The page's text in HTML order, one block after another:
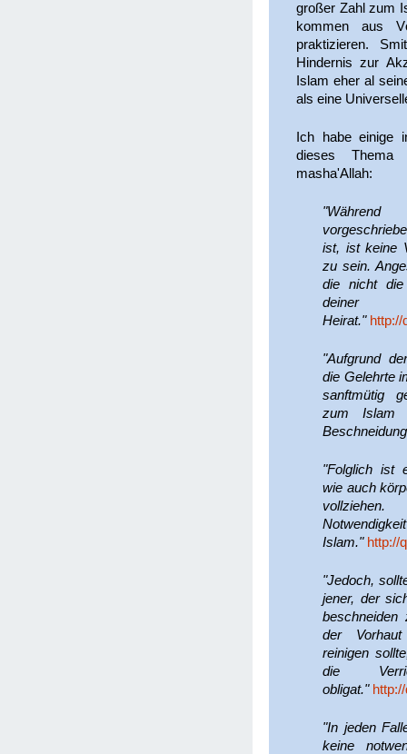
großer Zahl zum
kommen aus
praktizieren.
Hindernis zur
Islam eher al
als eine
Ich habe einige
dieses Thema
masha'Allah:
"Während
ist, ist keine
zu sein.
die nicht
deiner
Heirat."
"Aufgrund
die Gelehrte
sanftmütig
zum Islam
"Folglich ist
wie auch
Islam." http://
"Jedoch,
jener, der
der Vorhaut
reinigen
die
obligat."
"In jeden
keine